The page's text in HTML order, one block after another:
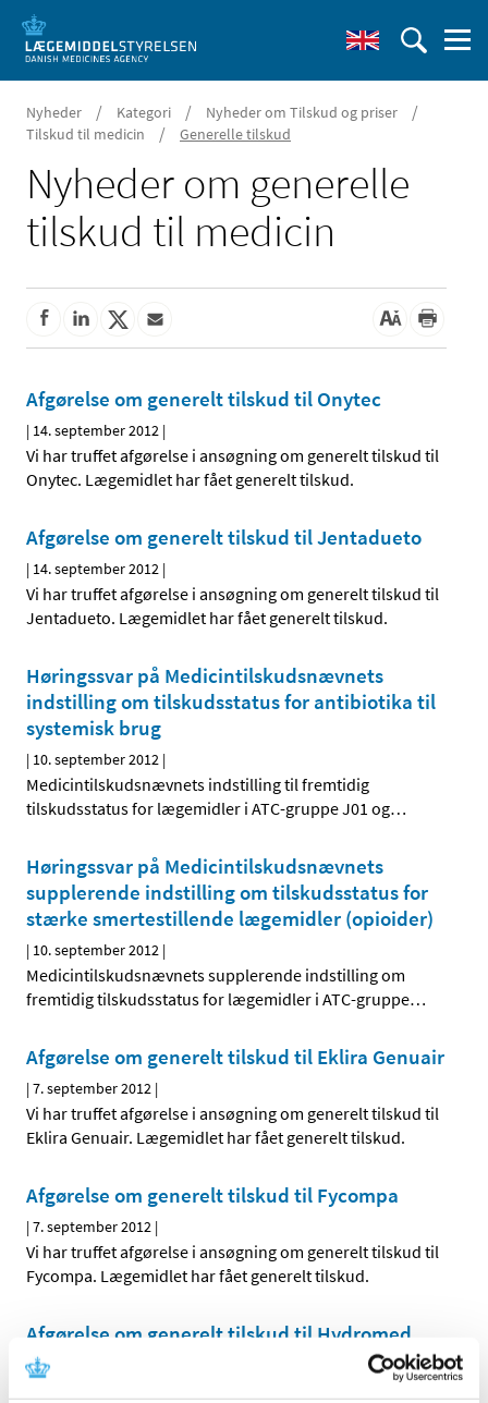
Nyheder / Kategori / Nyheder om Tilskud og priser /
Tilskud til medicin / Generelle tilskud
Nyheder om generelle
tilskud til medicin
Afgørelse om generelt tilskud til Onytec
| 14. september 2012 |
Vi har truffet afgørelse i ansøgning om generelt tilskud til
Onytec. Lægemidlet har fået generelt tilskud.
Afgørelse om generelt tilskud til Jentadueto
| 14. september 2012 |
Vi har truffet afgørelse i ansøgning om generelt tilskud til
Jentadueto. Lægemidlet har fået generelt tilskud.
Høringssvar på Medicintilskudsnævnets
indstilling om tilskudsstatus for antibiotika til
systemisk brug
| 10. september 2012 |
Medicintilskudsnævnets indstilling til fremtidig
tilskudsstatus for lægemidler i ATC-gruppe J01 og…
Høringssvar på Medicintilskudsnævnets
supplerende indstilling om tilskudsstatus for
stærke smertestillende lægemidler (opioider)
| 10. september 2012 |
Medicintilskudsnævnets supplerende indstilling om
fremtidig tilskudsstatus for lægemidler i ATC-gruppe…
Afgørelse om generelt tilskud til Eklira Genuair
|7. september 2012 |
Vi har truffet afgørelse i ansøgning om generelt tilskud til
Eklira Genuair. Lægemidlet har fået generelt tilskud.
Afgørelse om generelt tilskud til Fycompa
|7. september 2012 |
Vi har truffet afgørelse i ansøgning om generelt tilskud til
Fycompa. Lægemidlet har fået generelt tilskud.
Afgørelse om generelt tilskud til Hydromed
|6. september 2012